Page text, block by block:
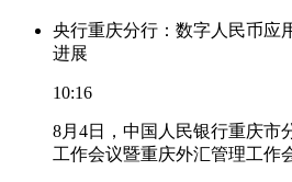
央行重庆分行：数字人民币应
进展
10:16
8月4日，中国人民银行重庆市
工作会议暨重庆外汇管理工作